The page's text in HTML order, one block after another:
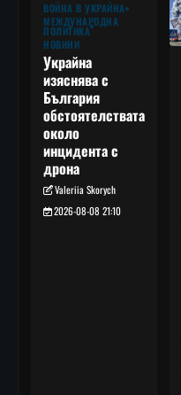
ВОЙНА В УКРАЙНА
МЕЖДУНАРОДНА
ПОЛИТИКА
НОВИНИ
Украйна
изяснява с
България
обстоятелствата
около
инцидента с
дрона
Valeriia Skorych
2026-08-08 21:10